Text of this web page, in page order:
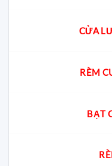
CỬA
RÈM
BẠT